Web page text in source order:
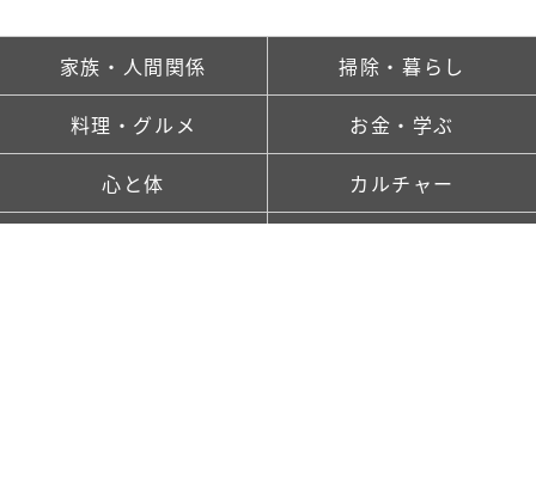
家族・人間関係 掃除・暮らし
料理・グルメ お金・学ぶ
心と体 カルチャー